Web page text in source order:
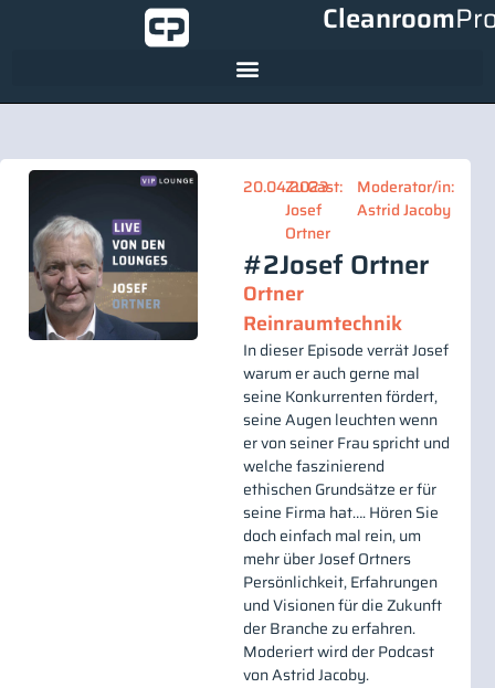
Cleanroom
20.04.2023
Zu Gast:
Josef
Ortner
Moderator/in:
Astrid Jacoby
#2Josef Ortner
Ortner
Reinraumtechnik
In dieser Episode verrät Josef
warum er auch gerne mal
seine Konkurrenten fördert,
seine Augen leuchten wenn
er von seiner Frau spricht und
welche faszinierend
ethischen Grundsätze er für
seine Firma hat…. Hören Sie
doch einfach mal rein, um
mehr über Josef Ortners
Persönlichkeit, Erfahrungen
und Visionen für die Zukunft
der Branche zu erfahren.
Moderiert wird der Podcast
von Astrid Jacoby.